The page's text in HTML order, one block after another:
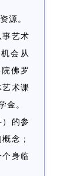
源。
艺术
会从
佛罗
术课
金。
的参
念；
身临